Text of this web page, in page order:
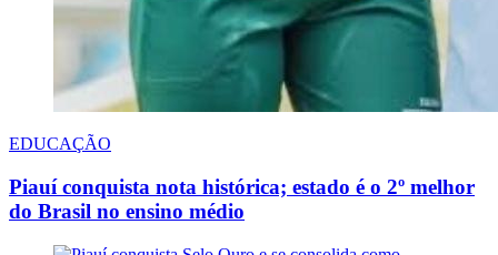
EDUCAÇÃO
Piauí conquista nota histórica; estado é o 2º melhor
do Brasil no ensino médio